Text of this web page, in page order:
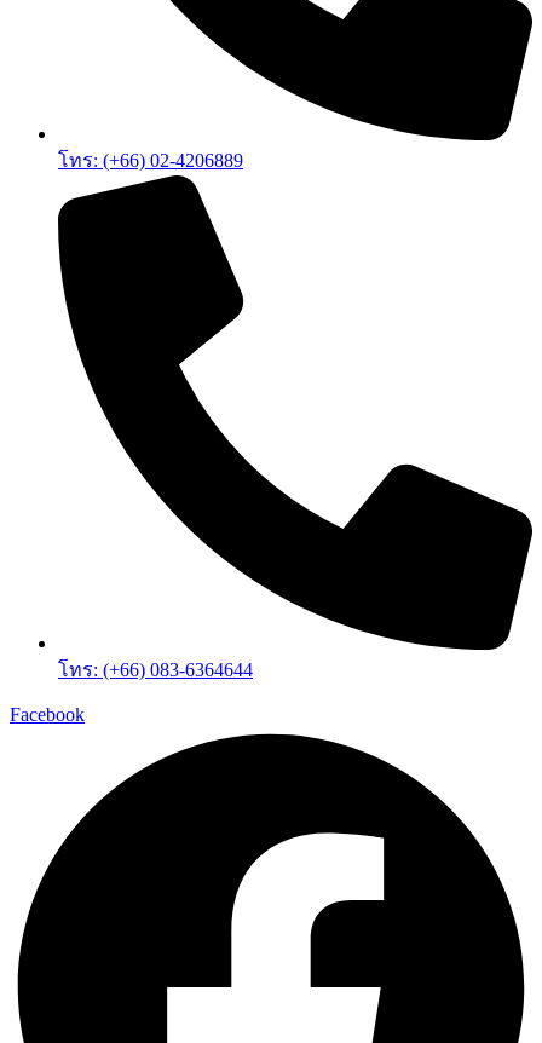
โทร: (+66) 02-4206889
โทร: (+66) 083-6364644
Facebook